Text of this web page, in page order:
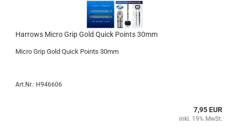
Har­rows Micro Grip Gold Quick Points 30mm
Micro Grip Gold Quick Points 30mm
Art.Nr.: H946606
7,95 EUR
inkl. 19% MwSt.